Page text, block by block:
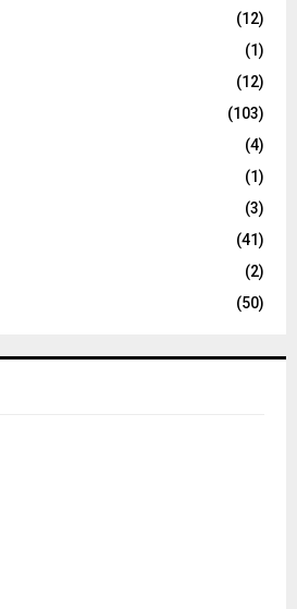
(12)
(1)
(12)
(103)
(4)
(1)
(3)
(41)
(2)
(50)